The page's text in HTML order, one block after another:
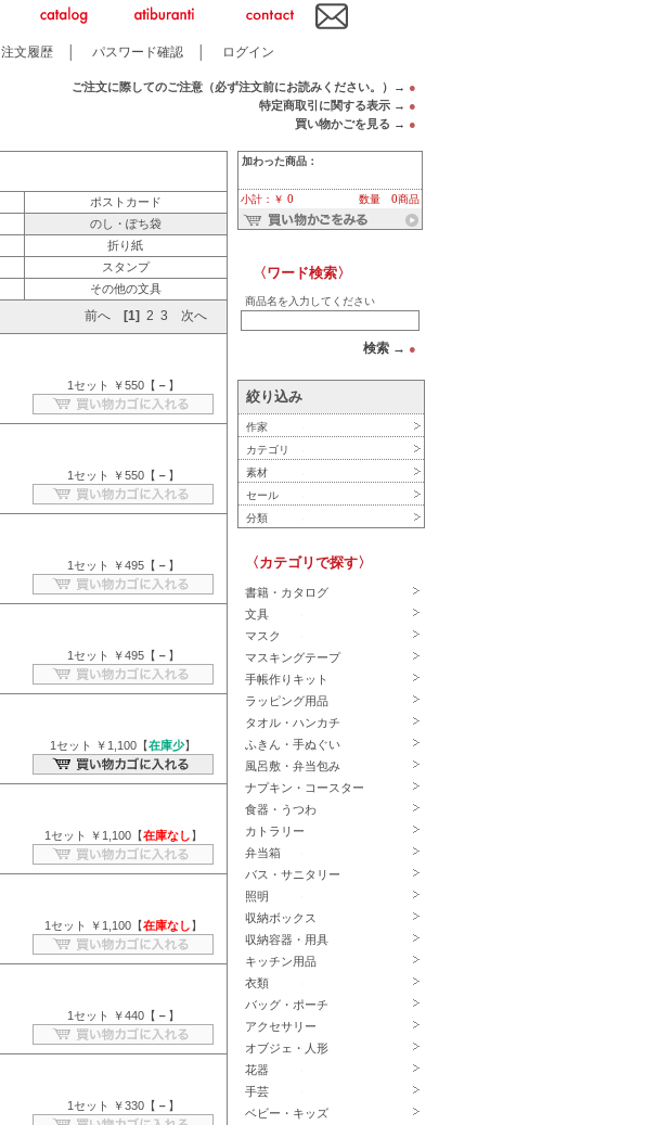
注文履歴 パスワード確認 ログイン
ご注文に際してのご注意（必ず注文前にお読みください。）→ ●
特定商取引に関する表示 → ●
買い物かごを見る → ●
ポストカード
のし・ぽち袋
折り紙
スタンプ
その他の文具
前へ [1] 2 3 次へ
1セット ￥550【 － 】
1セット ￥550【 － 】
1セット ￥495【 － 】
1セット ￥495【 － 】
1セット ￥1,100【在庫少】
1セット ￥1,100【在庫なし】
1セット ￥1,100【在庫なし】
1セット ￥440【 － 】
1セット ￥330【 － 】
加わった商品：
小計：￥ 0 数量 0商品
〈ワード検索〉
商品名を入力してください
検索 → ●
絞り込み
作家
カテゴリ
素材
セール
分類
〈カテゴリで探す〉
書籍・カタログ
文具
マスク
マスキングテープ
手帳作りキット
ラッピング用品
タオル・ハンカチ
ふきん・手ぬぐい
風呂敷・弁当包み
ナプキン・コースター
食器・うつわ
カトラリー
弁当箱
バス・サニタリー
照明
収納ボックス
収納容器・用具
キッチン用品
衣類
バッグ・ポーチ
アクセサリー
オブジェ・人形
花器
手芸
ベビー・キッズ